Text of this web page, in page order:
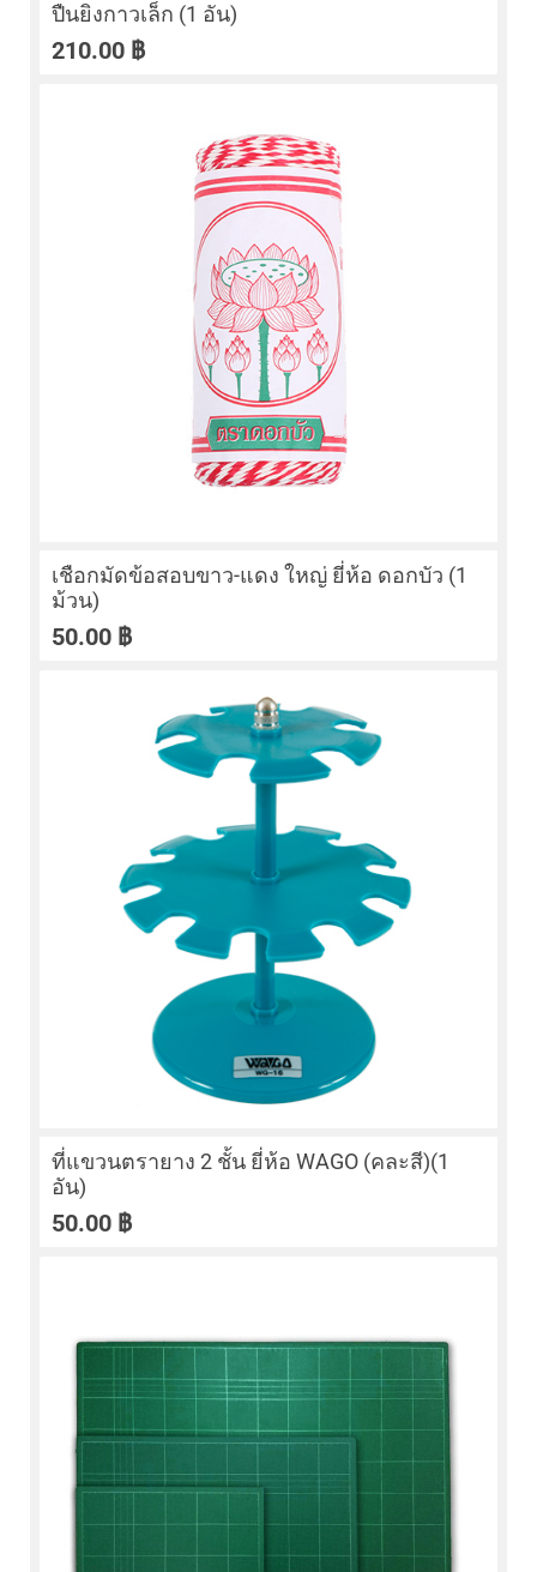
ปืนยิงกาวเล็ก (1 อัน)
210.00 ฿
เชือกมัดข้อสอบขาว-แดง ใหญ่ ยี่ห้อ ดอกบัว (1
ม้วน)
50.00 ฿
ที่แขวนตรายาง 2 ชั้น ยี่ห้อ WAGO (คละสี)(1
อัน)
50.00 ฿